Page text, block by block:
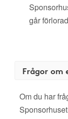
går
Frågor om
Om du har